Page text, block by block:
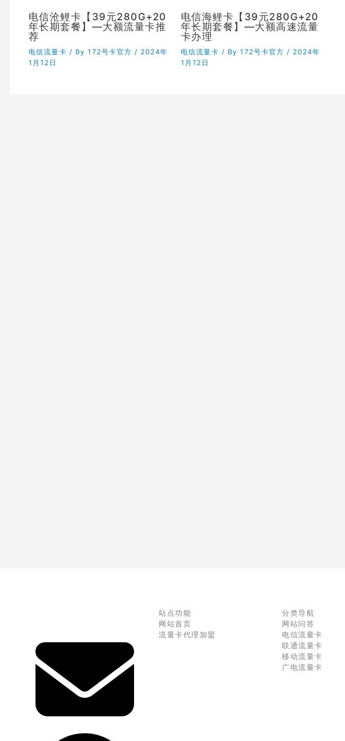
电信沧鲤卡【39元280G+20
年长期套餐】—大额流量卡推
荐
电信流量卡 / By 172号卡官方 / 2024年
1月12日
电信海鲤卡【39元280G+20
年长期套餐】—大额高速流量
卡办理
电信流量卡 / By172号卡官方 / 2024年
1月12日
站点功能
网站首页
流量卡代理加盟
分类导航
网站问答
电信流量卡
联通流量卡
移动流量卡
广电流量卡